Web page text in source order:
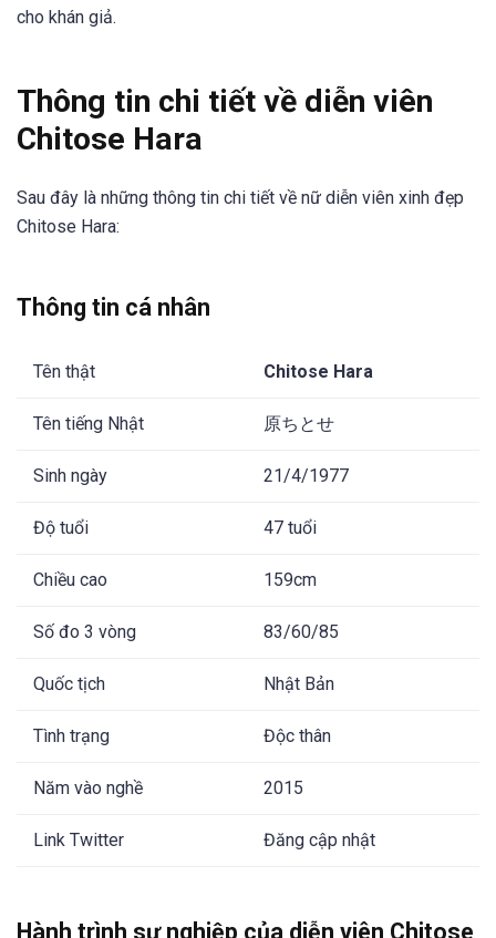
cho khán giả.
Thông tin chi tiết về diễn viên
Chitose Hara
Sau đây là những thông tin chi tiết về nữ diễn viên xinh đẹp
Chitose Hara:
Thông tin cá nhân
Tên thật Chitose Hara
Tên tiếng Nhật 原ちとせ
Sinh ngày 21/4/1977
Độ tuổi 47 tuổi
Chiều cao 159cm
Số đo 3 vòng 83/60/85
Quốc tịch Nhật Bản
Tình trạng Độc thân
Năm vào nghề 2015
Link Twitter Đăng cập nhật
Hành trình sự nghiệp của diễn viên Chitose